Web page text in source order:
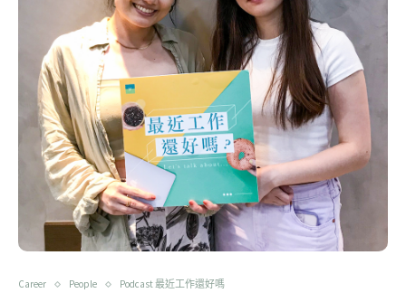
Career People Podcast 最近工作還好嗎